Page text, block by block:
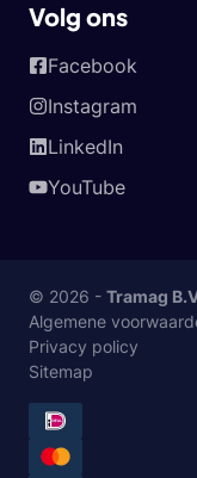
Volg ons
Facebook
Instagram
LinkedIn
YouTube
© 2026 - Tramag
Algemene
Privacy policy
Sitemap